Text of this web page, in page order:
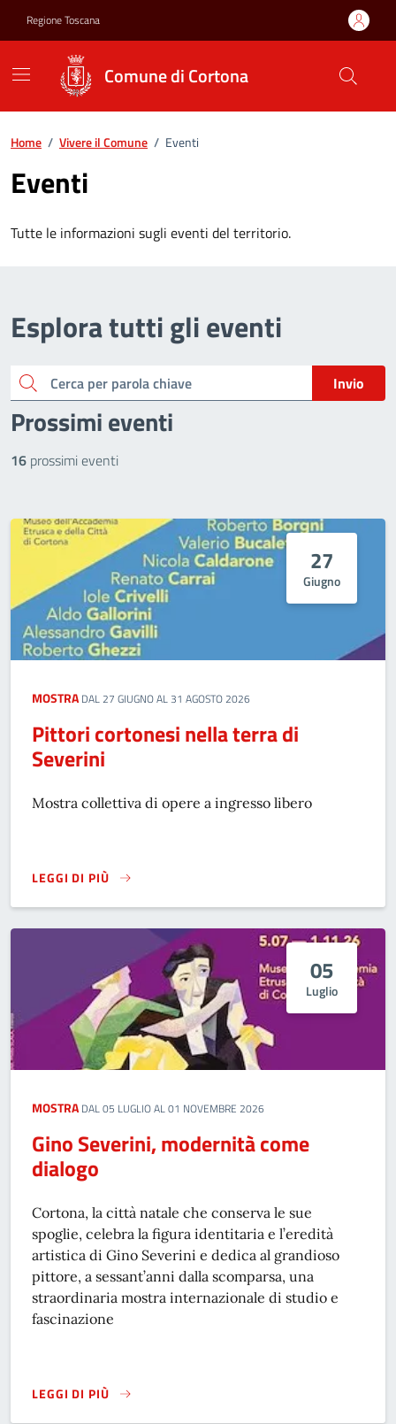
Regione Toscana
Comune di Cortona
Home / Vivere il Comune / Eventi
Eventi
Tutte le informazioni sugli eventi del territorio.
Esplora tutti gli eventi
Cerca per parola chiave Invio
Prossimi eventi
16 prossimi eventi
27
Giugno
MOSTRA DAL 27 GIUGNO AL 31 AGOSTO 2026
Pittori cortonesi nella terra di
Severini
Mostra collettiva di opere a ingresso libero
LEGGI DI PIÙ
PITTORI CORTONESI NELLA TERRA DI SEVERINI
05
Luglio
MOSTRA DAL 05 LUGLIO AL 01 NOVEMBRE 2026
Gino Severini, modernità come
dialogo
Cortona, la città natale che conserva le sue
spoglie, celebra la figura identitaria e l’eredità
artistica di Gino Severini e dedica al grandioso
pittore, a sessant’anni dalla scomparsa, una
straordinaria mostra internazionale di studio e
fascinazione
LEGGI DI PIÙ
GINO SEVERINI, MODERNITÀ COME DIALOGO